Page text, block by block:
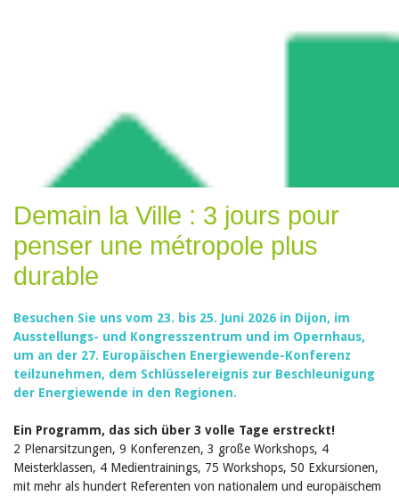
Demain la Ville : 3 jours pour
penser une métropole plus
durable
Besuchen Sie uns vom 23. bis 25. Juni 2026 in Dijon, im
Ausstellungs- und Kongresszentrum und im Opernhaus,
um an der 27. Europäischen Energiewende-Konferenz
teilzunehmen, dem Schlüsselereignis zur Beschleunigung
der Energiewende in den Regionen.
Ein Programm, das sich über 3 volle Tage erstreckt!
2 Plenarsitzungen, 9 Konferenzen, 3 große Workshops, 4
Meisterklassen, 4 Medientrainings, 75 Workshops, 50 Exkursionen,
mit mehr als hundert Referenten von nationalem und europäischem